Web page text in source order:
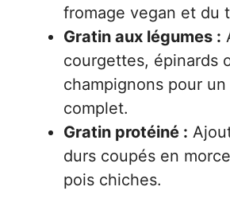
fromage vegan et du
Gratin aux légumes :
courgettes, épinards
champignons pour
complet.
Gratin protéiné :
durs coupés en
pois chiches.